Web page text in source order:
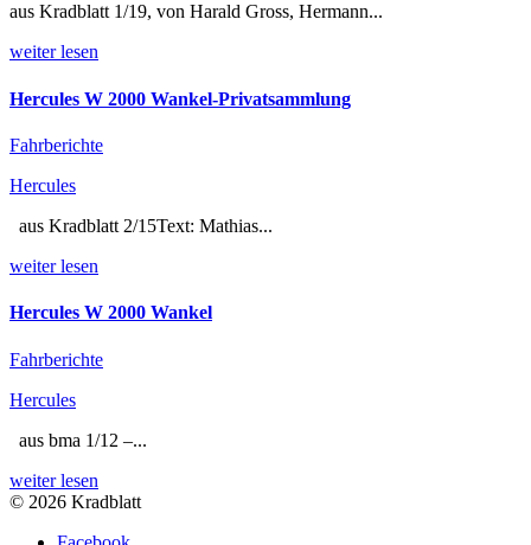
aus Kradblatt 1/19, von Harald Gross, Hermann...
weiter lesen
Hercules W 2000 Wankel-Privatsammlung
Fahrberichte
Hercules
aus Kradblatt 2/15Text: Mathias...
weiter lesen
Hercules W 2000 Wankel
Fahrberichte
Hercules
aus bma 1/12 –...
weiter lesen
© 2026 Kradblatt